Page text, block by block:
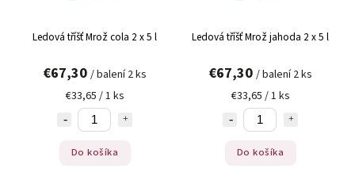
Ledová tříšť Mrož cola 2 x 5 l
€67,30 / balení 2 ks
€33,65 / 1 ks
Do košíka
Ledová tříšť Mrož jahoda 2 x 5 l
€67,30 / balení 2 ks
€33,65 / 1 ks
Do košíka